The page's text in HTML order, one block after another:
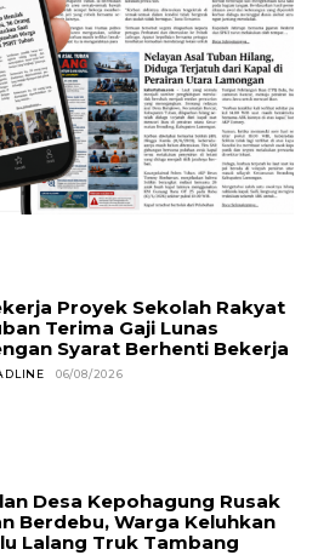
Proyek Sekolah Rakyat
Terima Gaji Lunas
Syarat Berhenti Bekerja
06/08/2026
Desa Kepohagung Rusak
Berdebu, Warga Keluhkan
Lalang Truk Tambang